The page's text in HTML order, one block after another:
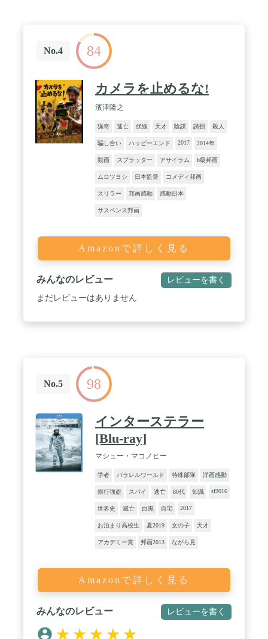
No.4 84
カメラを止めるな!
濱津隆之
猟奇 逃亡 伏線 天才 陰謀 誘拐 殺人
騙し合い ハッピーエンド 2017 2014年
動画 スプラッター アサイラム b級邦画
ムロツヨシ 日本監督 コメディ邦画
スリラー 邦画感動 感動日本
サスペンス邦画
Amazonで詳しく見る
みんなのレビュー レビューを書く
まだレビューはありません
No.5 98
インターステラー
[Blu-ray]
マシュー・マコノヒー
学者 パラレルワールド 特殊部隊 洋画感動
銀行強盗 スパイ 逃亡 80代 知識 sf2016
世界史 滅亡 白黒 自宅 2017
お泊まり高校生 夏2019 女の子 天才
アカデミー賞 邦画2013 ながら見
Amazonで詳しく見る
みんなのレビュー レビューを書く
★ ★ ★ ★ ★